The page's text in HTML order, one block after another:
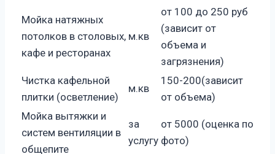
Мойка натяжных
потолков в столовых,
кафе и ресторанах
м.кв
от 100 до 250 руб
(зависит от
объема и
загрязнения)
Чистка кафельной
плитки (осветление)
м.кв
150-200(зависит
от объема)
Мойка вытяжки и
систем вентиляции в
общепите
за
услугу
от 5000 (оценка по
фото)